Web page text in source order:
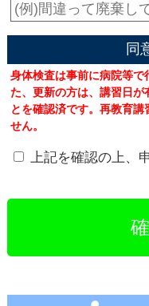
同
身体検査は事前に病院等で
た、更新の方は、講習日が
とを確認済です。再教育
せん。
上記を確認の上、